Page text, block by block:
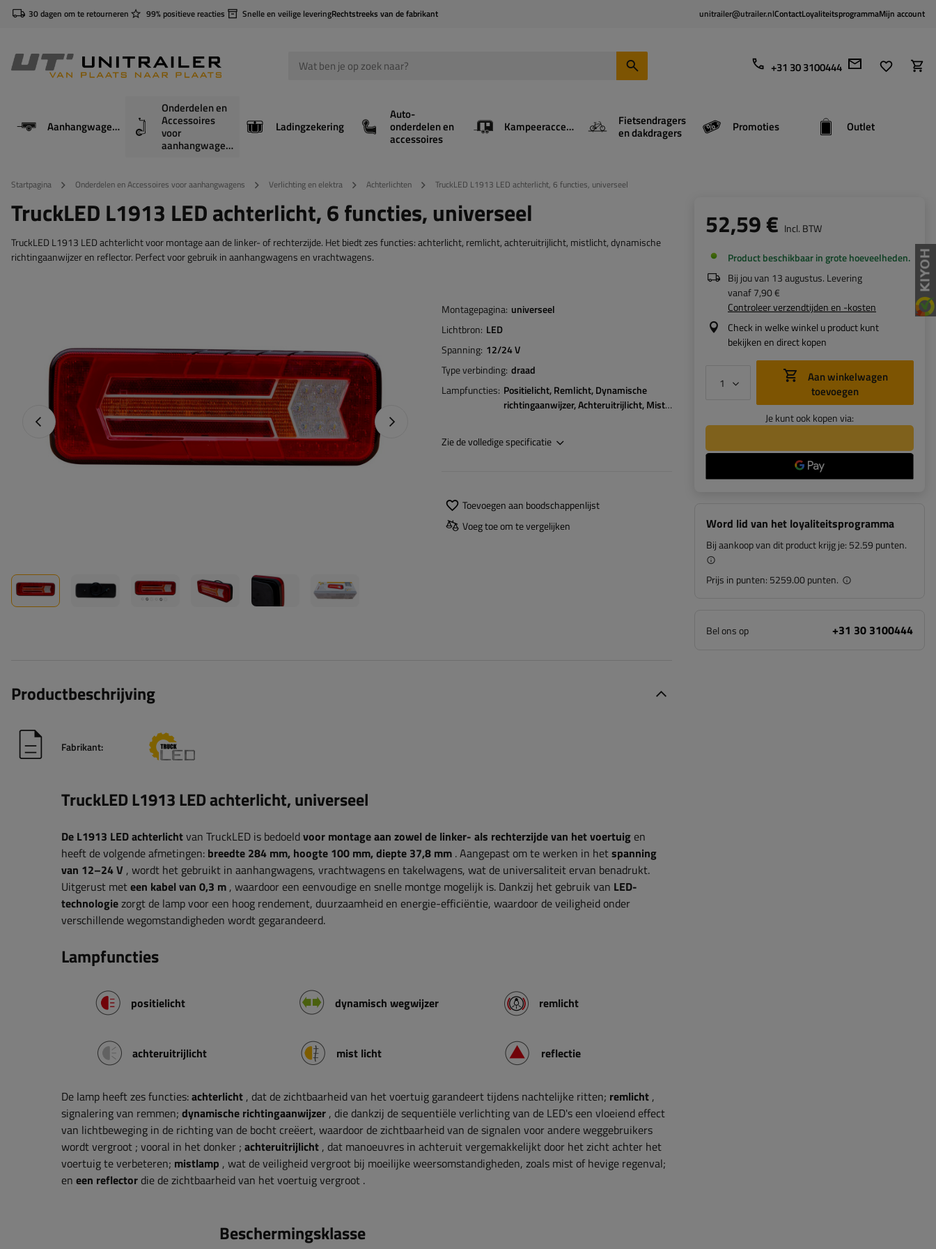
30 dagen om te retourneren 99% positieve reacties Snelle en veilige leveringRechtstreeks van de fabrikant unitrailer@utrailer.nlContactLoyaliteitsprogrammaMijn account
+31 30 3100444
Aanhangwagens
Onderdelen en
Accessoires
voor
aanhangwagens
Ladingzekering
Auto-
onderdelen en
accessoires
Kampeeraccessoires Fietsendragers
en dakdragers Promoties Outlet
Startpagina Onderdelen en Accessoires voor aanhangwagens Verlichting en elektra Achterlichten TruckLED L1913 LED achterlicht, 6 functies, universeel
TruckLED L1913 LED achterlicht, 6 functies, universeel
TruckLED L1913 LED achterlicht voor montage aan de linker- of rechterzijde. Het biedt zes functies: achterlicht, remlicht, achteruitrijlicht, mistlicht, dynamische
richtingaanwijzer en reflector. Perfect voor gebruik in aanhangwagens en vrachtwagens.
Vorige foto Naprawa produktu
Montagepagina universeel
Lichtbron LED
Spanning 12/24 V
Type verbinding draad
Lampfuncties Positielicht Remlicht Dynamische
richtingaanwijzer Achteruitrijlicht Mistlamp
Zie de volledige specificatie
Toevoegen aan boodschappenlijst
Voeg toe om te vergelijken
52,59 € Incl. BTW
Product beschikbaar in grote hoeveelheden
Bij jou van 13 augustus. Levering
vanaf7,90 €
Controleer verzendtijden en -kosten
Check in welke winkel u product kunt
bekijken en direct kopen
toevoegen
Je kunt ook kopen via:
Word lid van het loyaliteitsprogramma
Bij aankoop van dit product krijg je: 52.59 punten.
Prijs in punten: 5259.00 punten.
Bel ons op +31 30 3100444
Productbeschrijving
Fabrikant:
TruckLED L1913 LED achterlicht, universeel
De L1913 LED achterlichtvan TruckLED is bedoeldvoor montage aan zowel de linker- als rechterzijde van het voertuig en
heeft de volgende afmetingen: breedte 284 mm, hoogte 100 mm, diepte 37,8 mm . Aangepast om te werken in hetspanning
van 12–24 V , wordt het gebruikt in aanhangwagens, vrachtwagens en takelwagens, wat de universaliteit ervan benadrukt.
Uitgerust meteen kabel van 0,3 m , waardoor een eenvoudige en snelle montge mogelijk is. Dankzij het gebruik van LED-
technologiezorgt de lamp voor een hoog rendement, duurzaamheid en energie-efficiëntie, waardoor de veiligheid onder
verschillende wegomstandigheden wordt gegarandeerd.
Lampfuncties
positielicht dynamisch wegwijzer remlicht
achteruitrijlicht mist licht reflectie
De lamp heeft zes functies:achterlicht , dat de zichtbaarheid van het voertuig garandeert tijdens nachtelijke ritten; remlicht ,
signalering van remmen; dynamische richtingaanwijzer , die dankzij de sequentiële verlichting van de LED's een vloeiend effect
van lichtbeweging in de richting van de bocht creëert, waardoor de zichtbaarheid van de signalen voor andere weggebruikers
wordt vergroot ; vooral in het donker ; achteruitrijlicht , dat manoeuvres in achteruit vergemakkelijkt door het zicht achter het
voertuig te verbeteren; mistlamp , wat de veiligheid vergroot bij moeilijke weersomstandigheden, zoals mist of hevige regenval;
en een reflector die de zichtbaarheid van het voertuig vergroot .
Beschermingsklasse